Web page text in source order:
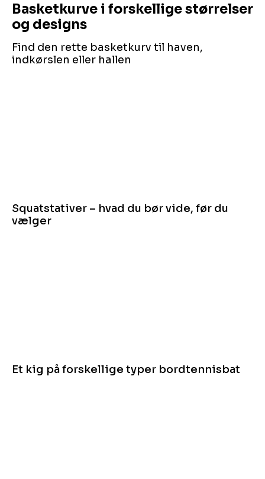
Basketkurve i forskellige størrelser
og designs
Find den rette basketkurv til haven,
indkørslen eller hallen
Squatstativer – hvad du bør vide, før du
vælger
Et kig på forskellige typer bordtennisbat